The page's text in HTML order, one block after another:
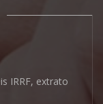
IRRF, extrato